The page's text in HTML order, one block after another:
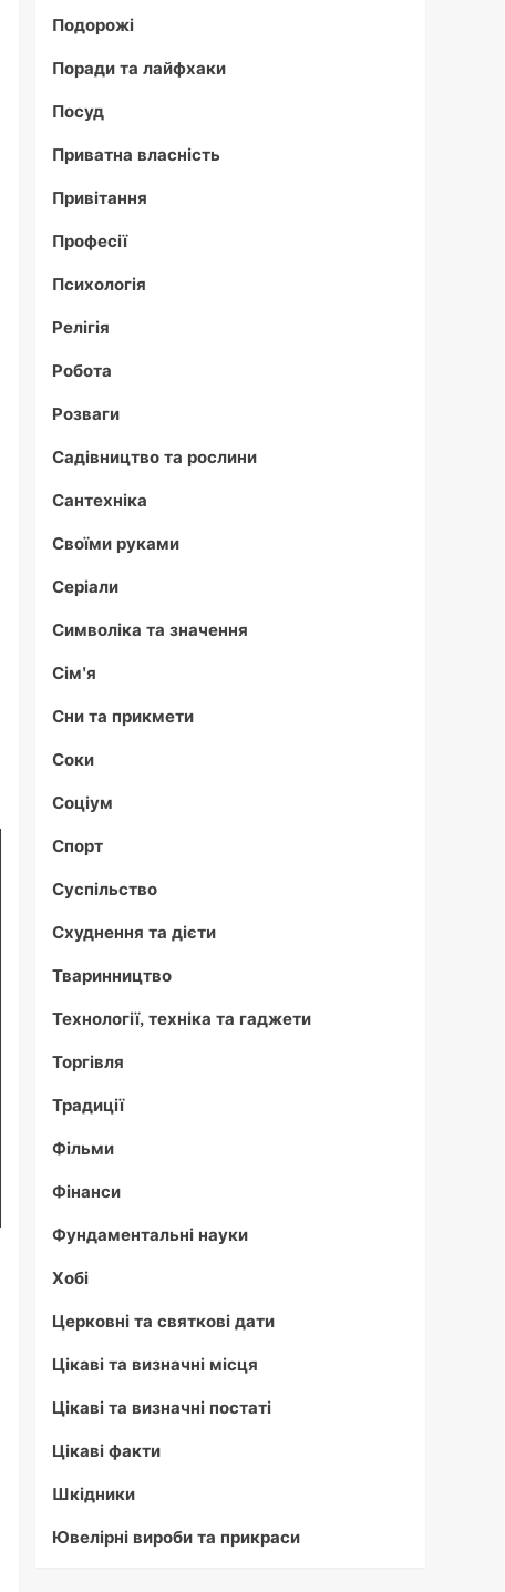
Подорожі
Поради та лайфхаки
Посуд
Приватна власність
Привітання
Професії
Психологія
Релігія
Робота
Розваги
Садівництво та рослини
Сантехніка
Своїми руками
Серіали
Символіка та значення
Сім'я
Сни та прикмети
Соки
Соціум
Спорт
Суспільство
Схуднення та дієти
Тваринництво
Технології, техніка та гаджети
Торгівля
Традиції
Фільми
Фінанси
Фундаментальні науки
Хобі
Церковні та святкові дати
Цікаві та визначні місця
Цікаві та визначні постаті
Цікаві факти
Шкідники
Ювелірні вироби та прикраси